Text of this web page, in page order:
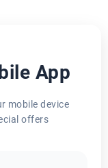
App
mobile device
offers